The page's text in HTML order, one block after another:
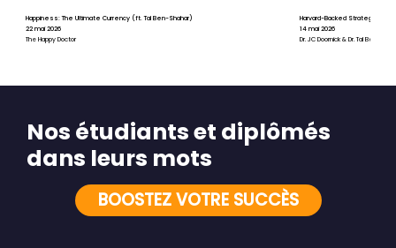
Happiness: The Ultimate Currency (ft. Tal Ben-Shahar)
22 mai 2026
The Happy Doctor
Harvard-Backed Strategies for
14 mai 2026
Dr. JC Doornick & Dr. Tal Ben-
BOOSTEZ VOTRE SUCCÈS
Nos étudiants et diplômés
dans leurs mots